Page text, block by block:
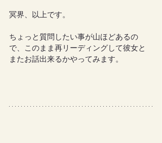
冥界、以上です。
ちょっと質問したい事が山ほどあるの
で、このまま再リーディングして彼女と
またお話出来るかやってみます。